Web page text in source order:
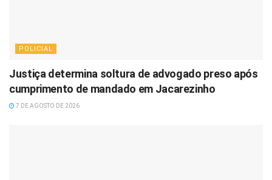
POLICIAL
Justiça determina soltura de advogado preso após
cumprimento de mandado em Jacarezinho
7 DE AGOSTO DE 2026